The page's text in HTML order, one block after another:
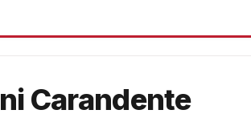
Carandente